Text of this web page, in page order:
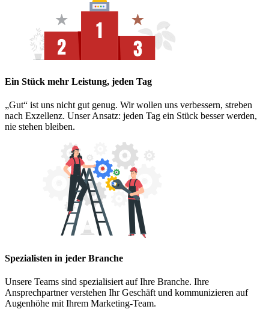
Ein Stück mehr Leistung, jeden Tag
„Gut“ ist uns nicht gut genug. Wir wollen uns verbessern, streben
nach Exzellenz. Unser Ansatz: jeden Tag ein Stück besser werden,
nie stehen bleiben.
Spezialisten in jeder Branche
Unsere Teams sind spezialisiert auf Ihre Branche. Ihre
Ansprechpartner verstehen Ihr Geschäft und kommunizieren auf
Augenhöhe mit Ihrem Marketing-Team.